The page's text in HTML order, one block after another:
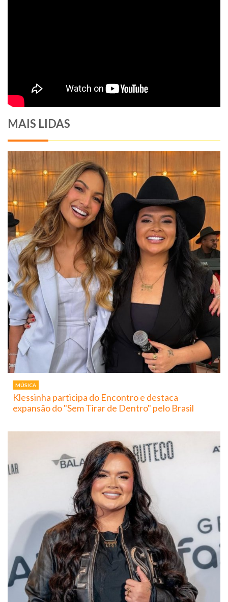
MAIS LIDAS
MÚSICA
Klessinha participa do Encontro e destaca
expansão do "Sem Tirar de Dentro" pelo Brasil